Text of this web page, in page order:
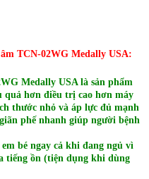
TCN-02WG Medally USA:
Medally USA là sản phẩm
quả hơn điều trị cao hơn máy
thước nhỏ và áp lực đủ mạnh
phế nhanh giúp người bệnh
bé ngay cả khi đang ngủ vì
tiếng ồn (tiện dụng khi dùng